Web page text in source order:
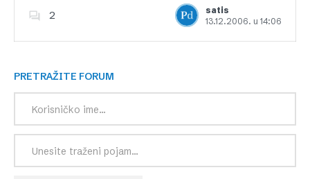
2
satis
13.12.2006. u 14:06
Dodajte u favorite
PRETRAŽITE FORUM